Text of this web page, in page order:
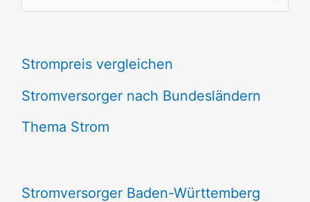
u
h
e
n
Strompreis vergleichen
Stromversorger nach Bundesländern
Thema Strom
Stromversorger Baden-Württemberg